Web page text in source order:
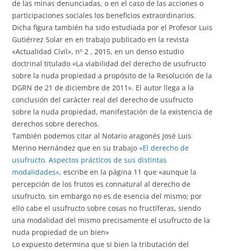
de las minas denunciadas, o en el caso de las acciones o
participaciones sociales los beneficios extraordinarios.
Dicha figura también ha sido estudiada por el Profesor Luis
Gutiérrez Solar en en trabajo publicado en la revista
«Actualidad Civil», nº 2 , 2015, en un denso estudio
doctrinal titulado «La viabilidad del derecho de usufructo
sobre la nuda propiedad a propósito de la Resolución de la
DGRN de 21 de diciembre de 2011». El autor llega a la
conclusión del carácter real del derecho de usufructo
sobre la nuda propiedad, manifestación de la existencia de
derechos sobre derechos.
También podemos citar al Notario aragonés José Luis
Merino Hernández que en su trabajo «El derecho de
usufructo. Aspectos prácticos de sus distintas
modalidades», escribe en la página 11 que «aunque la
percepción de los frutos es connatural al derecho de
usufructo, sin embargo no es de esencia del mismo; por
ello cabe el usufructo sobre cosas no fructíferas, siendo
una modalidad del mismo precisamente el usufructo de la
nuda propiedad de un bien»
Lo expuesto determina que si bien la tributación del